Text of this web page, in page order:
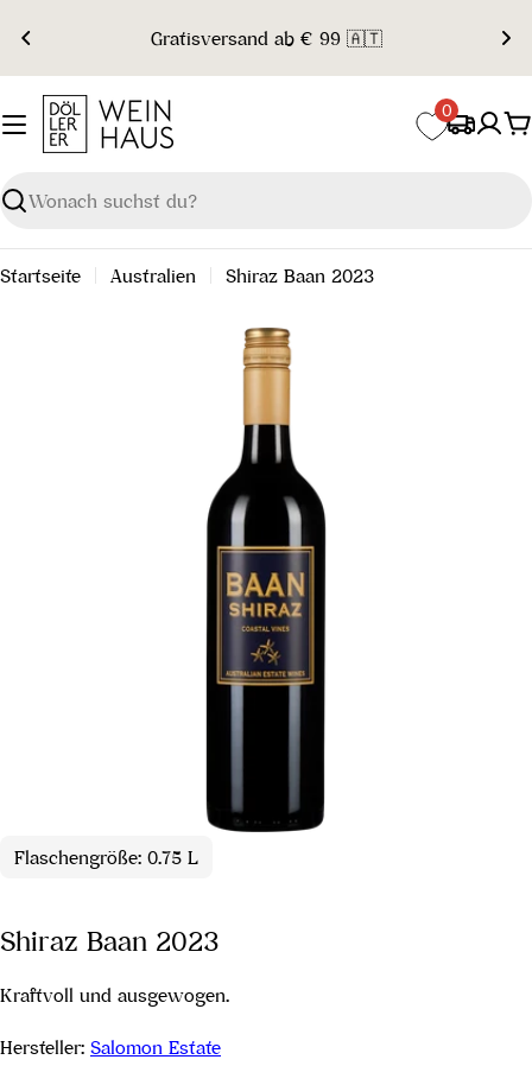
Inhalt
springen
Gratisversand ab € 99 🇦🇹
Suchen
0
Startseite Australien Shiraz Baan 2023
Flaschengröße: 0.75 L
Shiraz Baan 2023
Kraftvoll und ausgewogen.
Hersteller: Salomon Estate